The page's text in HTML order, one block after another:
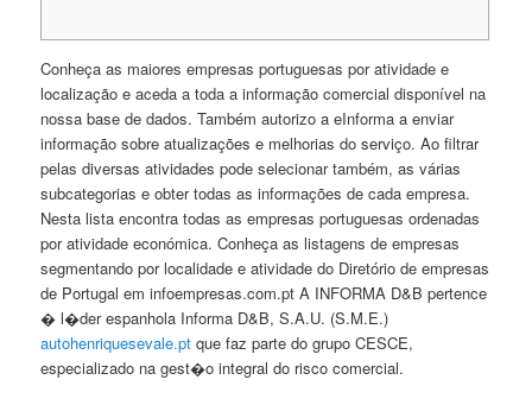
Conheça as maiores empresas portuguesas por atividade e
localização e aceda a toda a informação comercial disponível na
nossa base de dados. Também autorizo a eInforma a enviar
informação sobre atualizações e melhorias do serviço. Ao filtrar
pelas diversas atividades pode selecionar também, as várias
subcategorias e obter todas as informações de cada empresa.
Nesta lista encontra todas as empresas portuguesas ordenadas
por atividade económica. Conheça as listagens de empresas
segmentando por localidade e atividade do Diretório de empresas
de Portugal em infoempresas.com.pt A INFORMA D&B pertence
� l�der espanhola Informa D&B, S.A.U. (S.M.E.)
autohenriquesevale.pt que faz parte do grupo CESCE,
especializado na gest�o integral do risco comercial.